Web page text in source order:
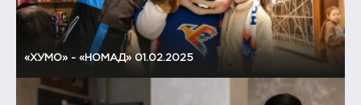
«ХУМО» - «НОМАД» 01.02.2025